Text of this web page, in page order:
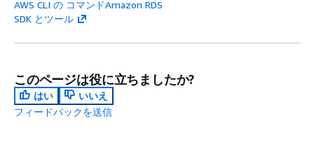
AWS CLI の コマンドAmazon RDS
SDK とツール
このページは役に立ちましたか?
はい
いいえ
フィードバックを送信